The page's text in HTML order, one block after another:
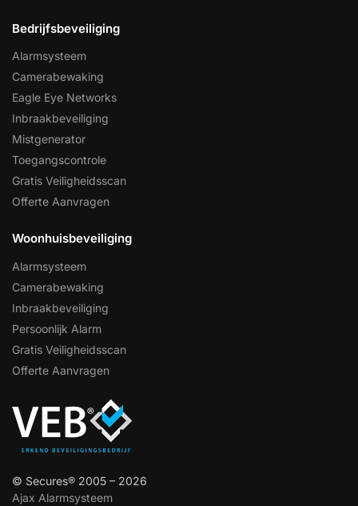
Bedrijfsbeveiliging
Alarmsysteem
Camerabewaking
Eagle Eye Networks
Inbraakbeveiliging
Mistgenerator
Toegangscontrole
Gratis Veiligheidsscan
Offerte Aanvragen
Woonhuisbeveiliging
Alarmsysteem
Camerabewaking
Inbraakbeveiliging
Persoonlijk Alarm
Gratis Veiligheidsscan
Offerte Aanvragen
© Secures® 2005 – 2026
Ajax Alarmsysteem